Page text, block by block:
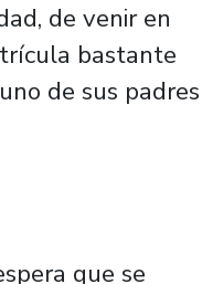
de venir en
bastante
de sus padres
que se